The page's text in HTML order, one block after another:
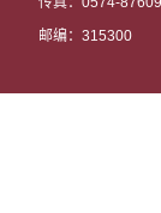
邮编：315300